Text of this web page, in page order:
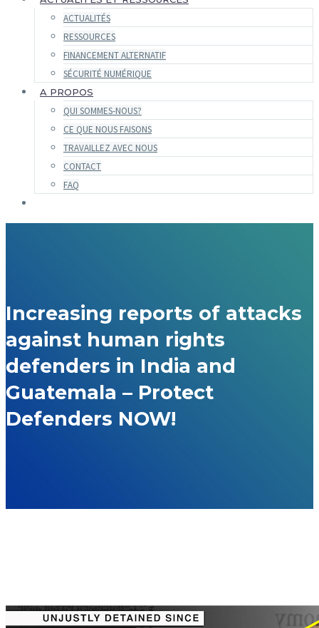
ACTUALITÉS
RESSOURCES
FINANCEMENT ALTERNATIF
SÉCURITÉ NUMÉRIQUE
A PROPOS
QUI SOMMES-NOUS?
CE QUE NOUS FAISONS
TRAVAILLEZ AVEC NOUS
CONTACT
FAQ
Increasing reports of attacks
against human rights
defenders in India and
Guatemala – Protect
Defenders NOW!